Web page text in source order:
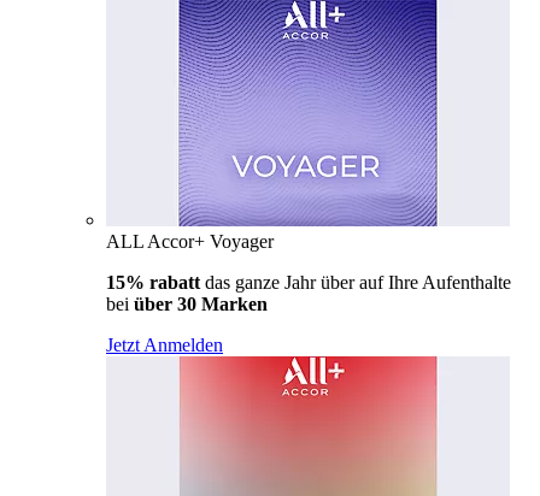
ALL Accor+ Voyager
15% rabatt das ganze Jahr über auf Ihre Aufenthalte
bei über 30 Marken
Jetzt Anmelden